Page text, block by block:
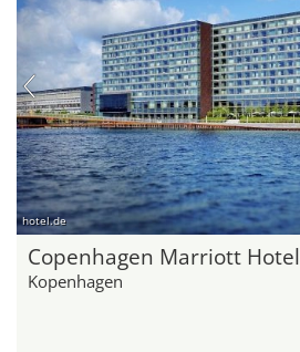
hotel.de
Copenhagen Marriott Hotel
Kopenhagen